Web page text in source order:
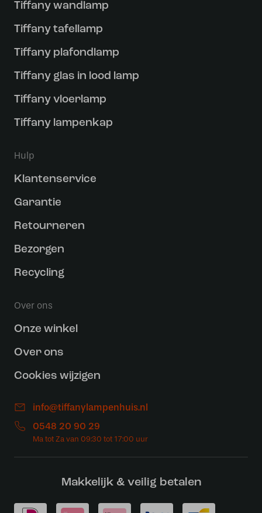
Tiffany wandlamp
Tiffany tafellamp
Tiffany plafondlamp
Tiffany glas in lood lamp
Tiffany vloerlamp
Tiffany lampenkap
Hulp
Klantenservice
Garantie
Retourneren
Bezorgen
Recycling
Over ons
Onze winkel
Over ons
Cookies wijzigen
info@tiffanylampenhuis.nl
0548 20 90 29
Makkelijk & veilig betalen